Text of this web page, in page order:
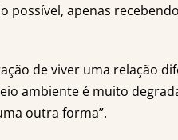
apenas
de viver uma relação
ambiente é muito
outra forma”.